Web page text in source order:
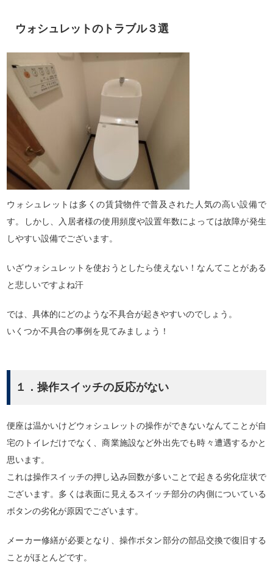
ウォシュレットのトラブル３選
ウォシュレットは多くの賃貸物件で普及された人気の高い設備で
す。しかし、入居者様の使用頻度や設置年数によっては故障が発生
しやすい設備でございます。
いざウォシュレットを使おうとしたら使えない！なんてことがある
と悲しいですよね汗
では、具体的にどのような不具合が起きやすいのでしょう。
いくつか不具合の事例を見てみましょう！
１．操作スイッチの反応がない
便座は温かいけどウォシュレットの操作ができないなんてことが自
宅のトイレだけでなく、商業施設など外出先でも時々遭遇するかと
思います。
これは操作スイッチの押し込み回数が多いことで起きる劣化症状で
ございます。多くは表面に見えるスイッチ部分の内側についている
ボタンの劣化が原因でございます。
メーカー修繕が必要となり、操作ボタン部分の部品交換で復旧する
ことがほとんどです。